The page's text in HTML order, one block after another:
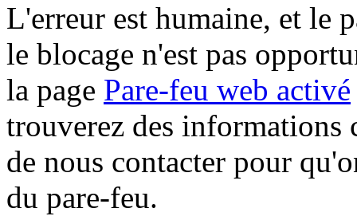
L'erreur est humaine, et le
le blocage n'est pas
la page Pare-feu web activé
trouverez des informations
de nous contacter pour
du pare-feu.